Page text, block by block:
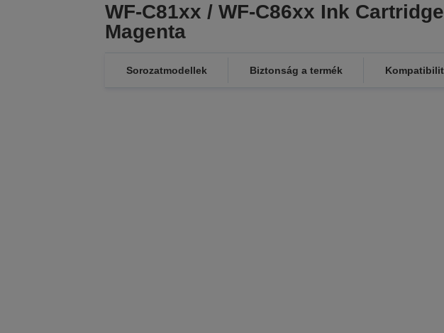
WF-C81xx / WF-C86xx Ink
Magenta
Sorozatmodellek Biztonság a termék